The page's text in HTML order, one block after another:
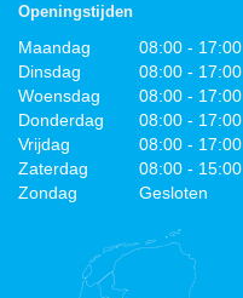
Openingstijden
Maandag
08:00 - 17:00
Dinsdag
08:00 - 17:00
Woensdag
08:00 - 17:00
Donderdag
08:00 - 17:00
Vrijdag
08:00 - 17:00
Zaterdag
08:00 - 15:00
Zondag
Gesloten